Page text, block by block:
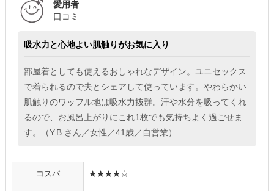
愛用者
口コミ
吸水力と心地よい肌触りがお気に入り
部屋着としても使えるおしゃれなデザイン。ユニセックス
で着られるので夫とシェアして使っています。やわらかい
肌触りのワッフル地は吸水力抜群。汗や水分を吸ってくれ
るので、お風呂上がりにこれ1枚でも気持ちよく過ごせま
す。（Y.B.さん／女性／41歳／自営業）
コスパ ★★★★☆